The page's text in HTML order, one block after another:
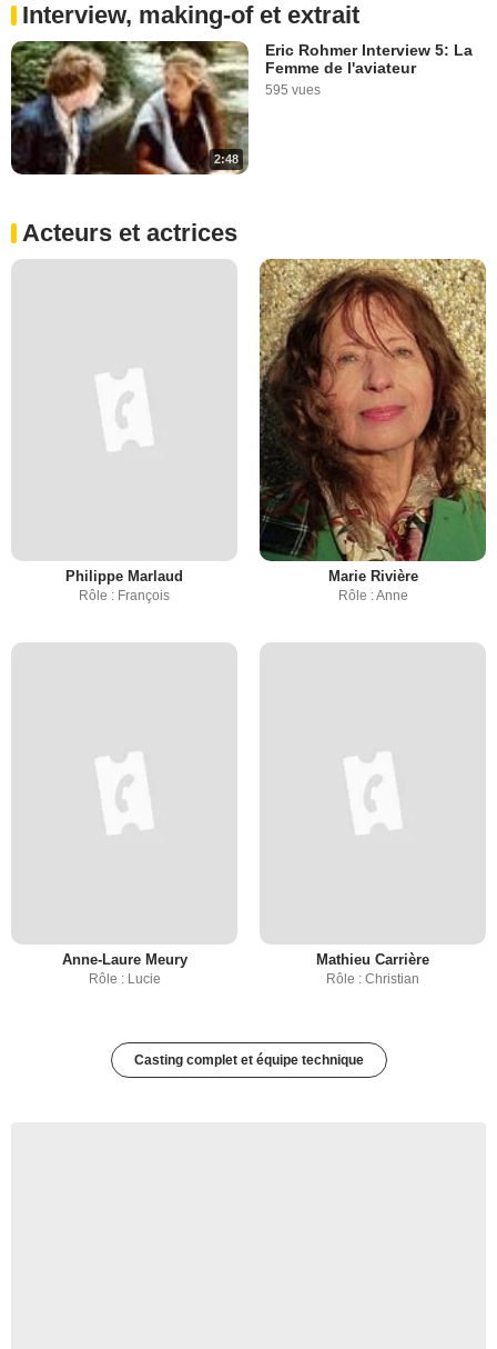
Interview, making-of et extrait
2:48
Eric Rohmer Interview 5: La
Femme de l'aviateur
595 vues
Acteurs et actrices
Philippe Marlaud
Rôle : François
Marie Rivière
Rôle : Anne
Anne-Laure Meury
Rôle : Lucie
Mathieu Carrière
Rôle : Christian
Casting complet et équipe technique